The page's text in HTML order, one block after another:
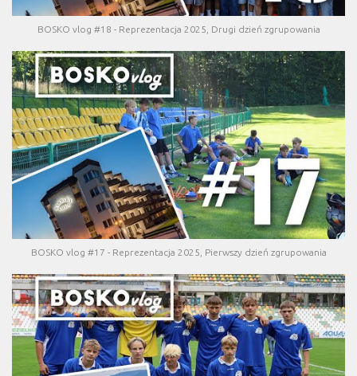
BOSKO vlog #18 - Reprezentacja 2025, Drugi dzień zgrupowania
BOSKO vlog #17 - Reprezentacja 2025, Pierwszy dzień zgrupowania